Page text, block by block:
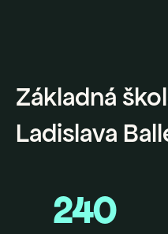
Základná
Ladislava
240